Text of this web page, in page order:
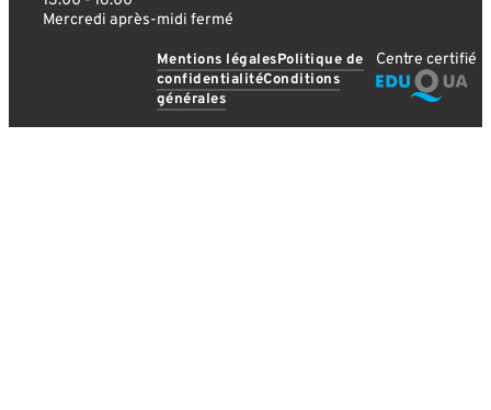
Mercredi après-midi fermé
Mentions légalesPolitique de
confidentialitéConditions
générales
Centre certifié